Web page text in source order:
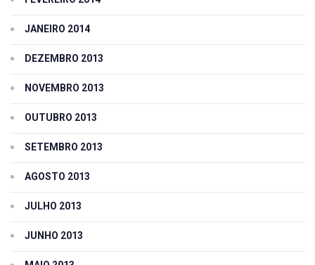
JANEIRO 2014
DEZEMBRO 2013
NOVEMBRO 2013
OUTUBRO 2013
SETEMBRO 2013
AGOSTO 2013
JULHO 2013
JUNHO 2013